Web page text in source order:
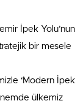
İpek Yolu’nun
bir mesele
‘Modern İpek
ülkemiz